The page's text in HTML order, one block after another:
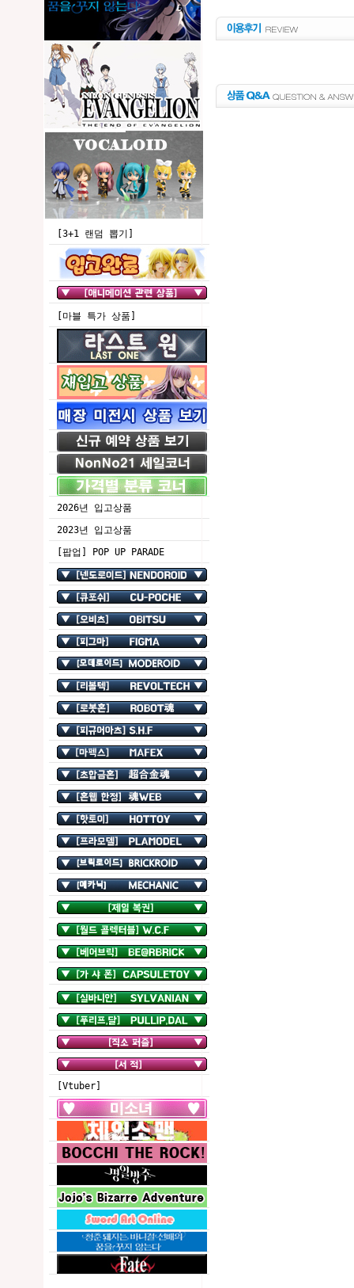
[3+1 랜덤 뽑기]
[마블 특가 상품]
2026년 입고상품
2023년 입고상품
[팝업] POP UP PARADE
[Vtuber]